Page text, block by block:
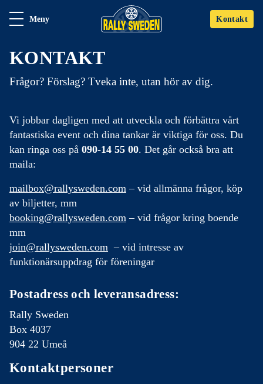
Kontakt
Meny
KONTAKT
Frågor? Förslag? Tveka inte, utan hör av dig.
Vi jobbar dagligen med att utveckla och förbättra vårt
fantastiska event och dina tankar är viktiga för oss. Du
kan ringa oss på 090-14 55 00. Det går också bra att
maila:
mailbox@rallysweden.com – vid allmänna frågor, köp
av biljetter, mm
booking@rallysweden.com – vid frågor kring boende
mm
join@rallysweden.com – vid intresse av
funktionärsuppdrag för föreningar
Postadress och leveransadress:
Rally Sweden
Box 4037
904 22 Umeå
Kontaktpersoner